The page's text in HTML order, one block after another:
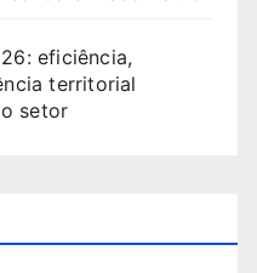
eficiência,
territorial
setor